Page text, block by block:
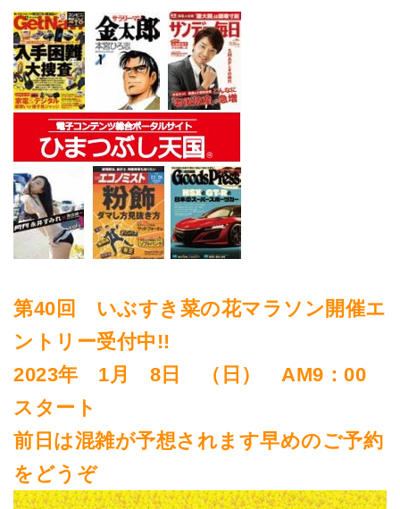
第40回 いぶすき菜の花マラソン開催エ
ントリー受付中!!
2023年 1月 8日 （日） AM9：00
スタート
前日は混雑が予想されます早めのご予約
をどうぞ